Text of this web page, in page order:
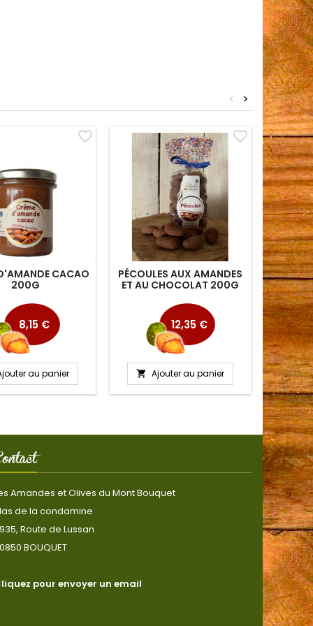
>
<
CACAO
200G
8,15 €
au panier
favorite_border
PÉCOULES AUX AMANDES
ET AU CHOCOLAT 200G
12,35 €
 Ajouter au panier
favorite_border

Amandes et Olives du Mont Bouquet
de la condamine
Route de Lussan
BOUQUET
pour envoyer un email